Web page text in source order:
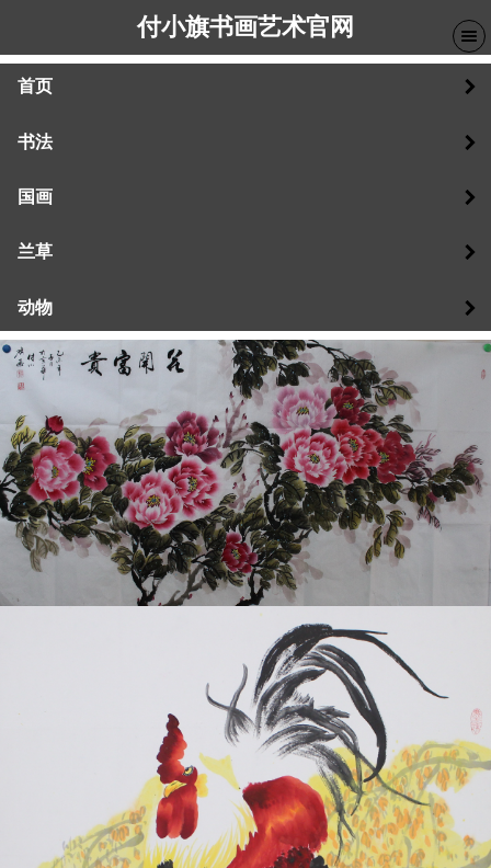
付小旗书画艺术官网
首页
书法
国画
兰草
动物